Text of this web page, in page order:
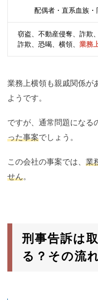
配偶者・直系血族
窃盗、不動産侵奪、詐欺
詐欺、恐喝、横領、 業務
業務上横領も親戚関係が
ようです。
ですが、通常問題になる
った事案でしょう。
この会社の事案では、 業
せん。
刑事告訴は
る？その流